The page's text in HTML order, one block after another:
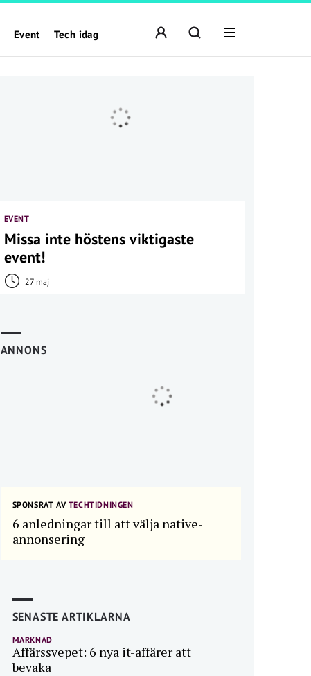
Event Tech idag
EVENT
Missa inte höstens viktigaste
event!
27 maj
ANNONS
SPONSRAT AVTECHTIDNINGEN
6 anledningar till att välja native-
annonsering
SENASTE ARTIKLARNA
MARKNAD
Affärssvepet: 6 nya it-affärer att
bevaka